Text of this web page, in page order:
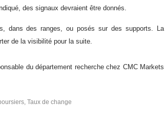
des signaux devraient être donnés.
dans des ranges, ou posés sur des supports. La
de la visibilité pour la suite.
du département recherche chez CMC Markets
, Taux de change